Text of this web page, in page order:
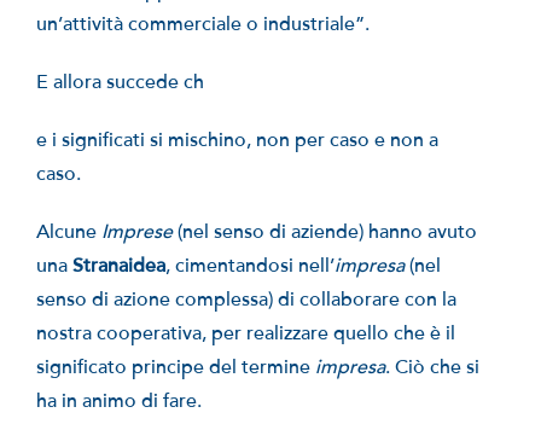
un’attività commerciale o industriale”.
E allora succede ch
e i significati si mischino, non per caso e non a
caso.
Alcune Imprese(nel senso di aziende) hanno avuto
una Stranaidea, cimentandosi nell’impresa(nel
senso di azione complessa) di collaborare con la
nostra cooperativa, per realizzare quello che è il
significato principe del termineimpresa. Ciò che si
ha in animo di fare.